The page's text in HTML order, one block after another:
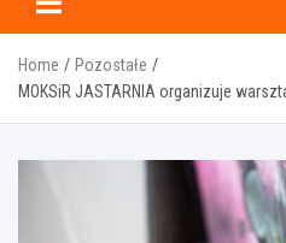
Home
Pozostałe
MOKSiR JASTARNIA organizuje